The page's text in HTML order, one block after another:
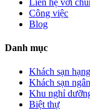
Công việc
Blog
Danh mục
Khách sạn
Khách sạn
Khu nghỉ
Biệt thự